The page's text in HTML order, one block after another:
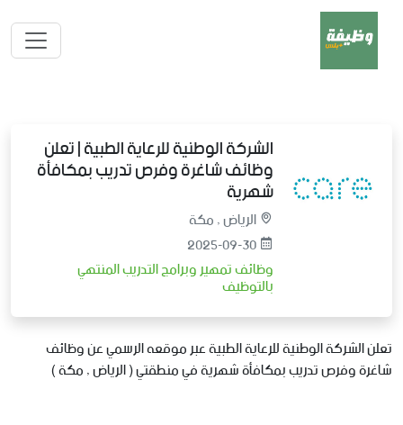
الشركة الوطنية للرعاية الطبية | تعلن
وظائف شاغرة وفرص تدريب بمكافأة
شهرية
الرياض , مكة
2025-09-30
وظائف تمهير وبرامج التدريب المنتهي
بالتوظيف
تعلن الشركة الوطنية للرعاية الطبية عبر موقعه الرسمي عن وظائف
شاغرة وفرص تدريب بمكافأة شهرية في منطقتي ( الرياض , مكة )